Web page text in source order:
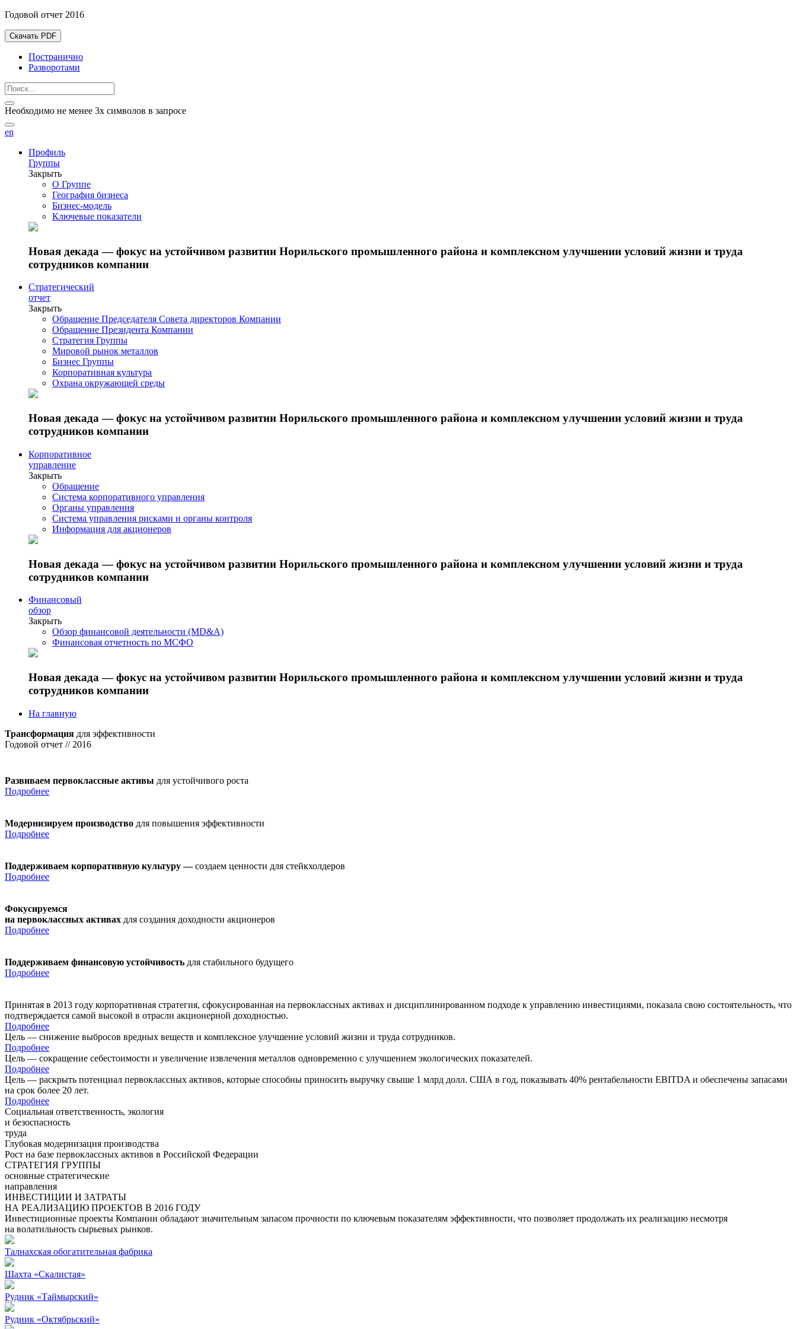
Годовой отчет 2016
Скачать PDF
Постранично
Разворотами
Необходимо не менее 3х символов в запросе
en
Профиль
Группы
Закрыть
О Группе
География бизнеса
Бизнес-модель
Ключевые показатели
Новая декада — фокус на устойчивом развитии Норильского промышленного района и комплексном улучшении условий жизни и труда
сотрудников компании
Стратегический
отчет
Закрыть
Обращение Председателя Совета директоров Компании
Обращение Президента Компании
Стратегия Группы
Мировой рынок металлов
Бизнес Группы
Корпоративная культура
Охрана окружающей среды
Новая декада — фокус на устойчивом развитии Норильского промышленного района и комплексном улучшении условий жизни и труда
сотрудников компании
Корпоративное
управление
Закрыть
Обращение
Система корпоративного управления
Органы управления
Система управления рисками и органы контроля
Информация для акционеров
Новая декада — фокус на устойчивом развитии Норильского промышленного района и комплексном улучшении условий жизни и труда
сотрудников компании
Финансовый
обзор
Закрыть
Обзор финансовой деятельности (MD&A)
Финансовая отчетность по МСФО
Новая декада — фокус на устойчивом развитии Норильского промышленного района и комплексном улучшении условий жизни и труда
сотрудников компании
На главную
Трансформация для эффективности
Годовой отчет // 2016
Развиваем первоклассные активы для устойчивого роста
Подробнее
Модернизируем производство для повышения эффективности
Подробнее
Поддерживаем корпоративную культуру —создаем ценности для стейкхолдеров
Подробнее
Фокусируемся
на первоклассных активах для создания доходности акционеров
Подробнее
Поддерживаем финансовую устойчивость для стабильного будущего
Подробнее
Принятая в 2013 году корпоративная стратегия, сфокусированная на первоклассных активах и дисциплинированном подходе к управлению инвестициями, показала свою состоятельность, что
подтверждается самой высокой в отрасли акционерной доходностью.
Подробнее
Цель — снижение выбросов вредных веществ и комплексное улучшение условий жизни и труда сотрудников.
Подробнее
Цель — сокращение себестоимости и увеличение извлечения металлов одновременно с улучшением экологических показателей.
Подробнее
Цель — раскрыть потенциал первоклассных активов, которые способны приносить выручку свыше 1 млрд долл. США в год, показывать 40% рентабельности EBITDA и обеспечены запасами
на срок более 20 лет.
Подробнее
Социальная ответственность, экология
и безоспасность
труда
Глубокая модернизация производства
Рост на базе первоклассных активов в Российской Федерации
СТРАТЕГИЯ ГРУППЫ
основные стратегические
направления
ИНВЕСТИЦИИ И ЗАТРАТЫ
НА РЕАЛИЗАЦИЮ ПРОЕКТОВ В 2016 ГОДУ
Инвестиционные проекты Компании обладают значительным запасом прочности по ключевым показателям эффективности, что позволяет продолжать их реализацию несмотря
на волатильность сырьевых рынков.
Талнахская обогатительная фабрика
Шахта «Скалистая»
Рудник «Таймырский»
Рудник «Октябрьский»